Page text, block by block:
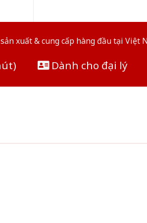
xuất & cung cấp hàng đầu tại Việt
Dành cho đại lý